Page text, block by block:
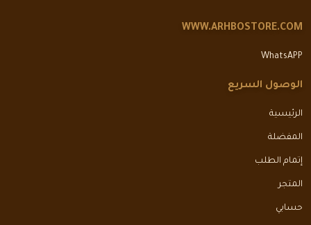
WWW.ARHBOSTORE.COM
WhatsAPP
الوصول السريع
الرئيسية
المفضلة
إتمام الطلب
المتجر
حسابي